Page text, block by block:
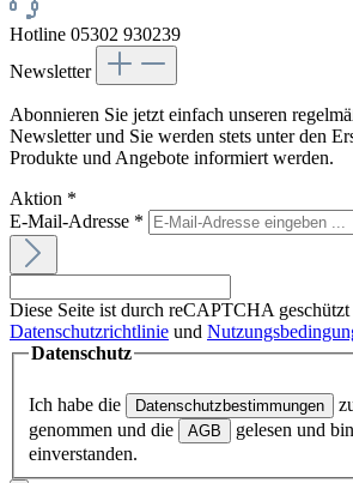
Hotline 05302 930239
Newsletter
Abonnieren Sie jetzt einfach unseren
Newsletter und Sie werden stets unter den
Produkte und Angebote informiert werden.
Aktion *
E-Mail-Adresse *
Diese Seite ist durch reCAPTCHA geschützt
Datenschutzrichtlinie und
Datenschutz
Ich habe die Datenschutzbestimmungen
genommen und die
AGB
gelesen und
einverstanden.